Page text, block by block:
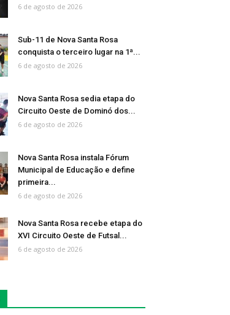
6 de agosto de 2026
Sub-11 de Nova Santa Rosa
conquista o terceiro lugar na 1ª...
6 de agosto de 2026
Nova Santa Rosa sedia etapa do
Circuito Oeste de Dominó dos...
6 de agosto de 2026
Nova Santa Rosa instala Fórum
Municipal de Educação e define
primeira...
6 de agosto de 2026
Nova Santa Rosa recebe etapa do
XVI Circuito Oeste de Futsal...
6 de agosto de 2026